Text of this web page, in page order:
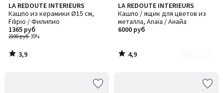
LA REDOUTE INTERIEURS
Кашпо из керамики Ø15 см,
Filipio / Филипио
2100 руб-35%
1365 руб
3,9
/ 5
3,9
/
LA REDOUTE INTERIEURS
Кашпо / ящик для цветов из
металла, Anaïa / Анайа
6000 руб
4,9
/ 5
Количество
цветов:
2
4,9
/